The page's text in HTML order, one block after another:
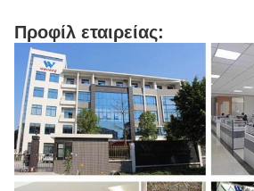
Προφίλ εταιρείας: